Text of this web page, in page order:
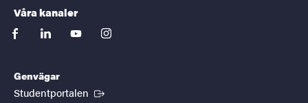
Våra kanaler
facebooklinkedinyoutubeinstagram
Genvägar
Studentportalen (Extern länk)